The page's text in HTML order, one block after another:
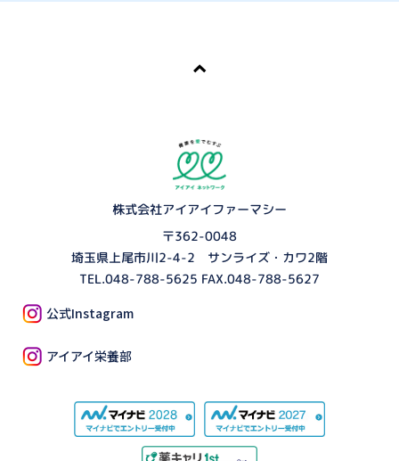
株式会社アイアイファーマシー
〒362-0048
埼玉県上尾市川2-4-2 サンライズ・カワ2階
TEL.048-788-5625 FAX.048-788-5627
公式Instagram
アイアイ栄養部